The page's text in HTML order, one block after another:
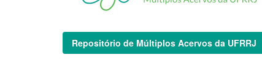
Repositório de Múltiplos Acervos da UFRRJ